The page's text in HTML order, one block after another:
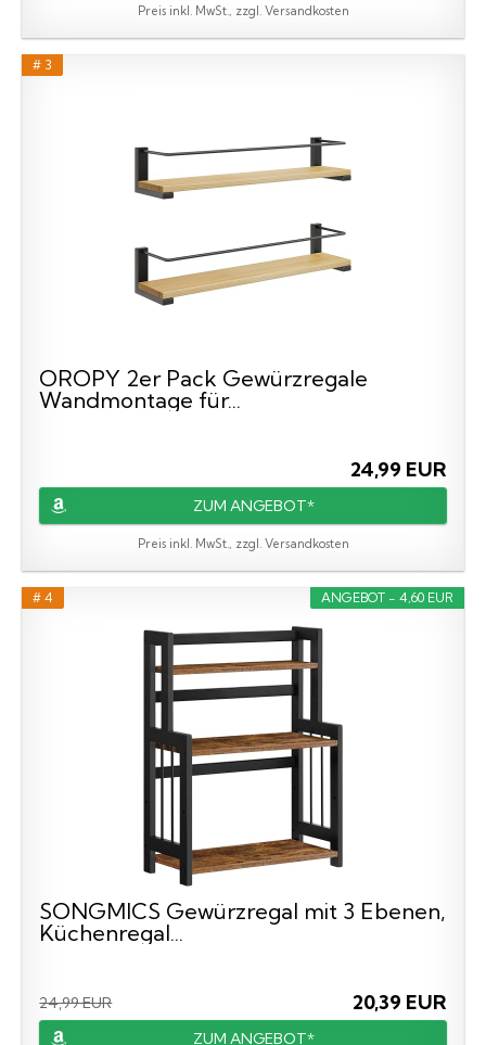
Preis inkl. MwSt., zzgl. Versandkosten
# 3
OROPY 2er Pack Gewürzregale
Wandmontage für...
24,99 EUR
ZUM ANGEBOT*
Preis inkl. MwSt., zzgl. Versandkosten
ANGEBOT - 4,60 EUR
# 4
SONGMICS Gewürzregal mit 3 Ebenen,
Küchenregal...
24,99 EUR 20,39 EUR
ZUM ANGEBOT*